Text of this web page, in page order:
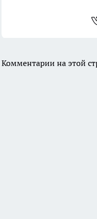
Комментарии на этой